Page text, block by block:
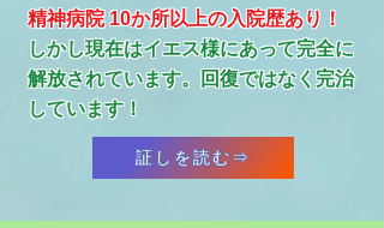
精神病院 10か所以上の入院歴あり！
​しかし現在はイエス様にあって完全に
解放されています。回復ではなく完治
しています！
証しを読む⇒